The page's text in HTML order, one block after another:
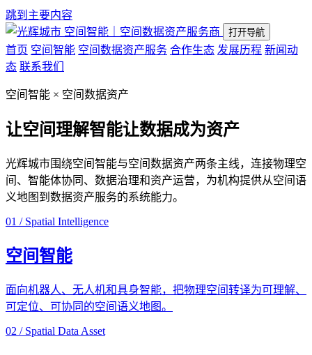
跳到主要内容
空间智能｜空间数据资产服务商
打开导航
首页 空间智能 空间数据资产服务 合作生态 发展历程 新闻动
态 联系我们
空间智能 × 空间数据资产
让空间理解智能让数据成为资产
光辉城市围绕空间智能与空间数据资产两条主线，连接物理空
间、智能体协同、数据治理和资产运营，为机构提供从空间语
义地图到数据资产服务的系统能力。
01 / Spatial Intelligence
空间智能
面向机器人、无人机和具身智能，把物理空间转译为可理解、
可定位、可协同的空间语义地图。
02 / Spatial Data Asset